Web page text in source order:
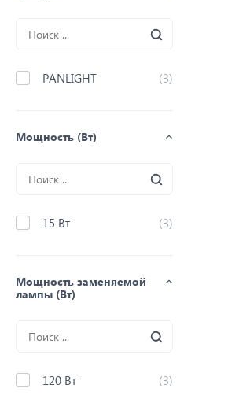
PANLIGHT (3)
Мощность (Вт)
15 Вт (3)
Мощность заменяемой
лампы (Вт)
120 Вт (3)